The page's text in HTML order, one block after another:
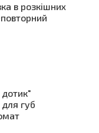
в розкішних
для губ